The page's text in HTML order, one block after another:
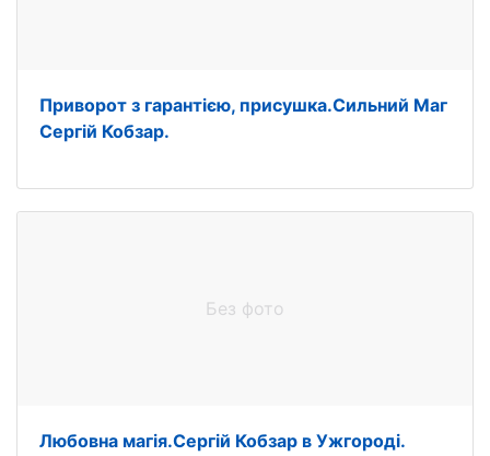
Приворот з гарантією, присушка.Сильний Маг
Сергій Кобзар.
Без фото
Любовна магія.Сергій Кобзар в Ужгороді.